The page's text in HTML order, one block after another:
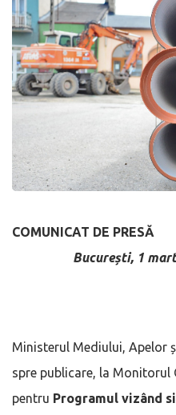
București, 1
Ministerul Mediului, Apelor
spre publicare, la
pentru Programul vizând